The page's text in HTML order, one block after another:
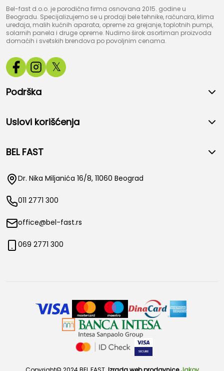
Bel-fast d.o.o. je porodična firma osnovana 2015. godine u
Beogradu. Specijalizujemo se u prodaji bele tehnike, računara, klima
uređaja, malih kućnih aparata, opreme za grejanje, toplotnih pumpi,
solarnih panela i druge opreme. Nudimo širok asortiman proizvoda
domaćih i svetskih brendova po povoljnim cenama.
𝕏
Podrška
Uslovi korišćenja
BEL FAST
Dr. Nika Miljanića 16/8, 11060 Beograd
011 2771 300
office@bel-fast.rs
069 2771 300